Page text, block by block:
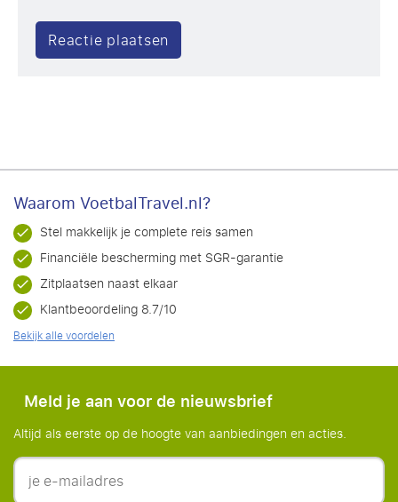
Waarom VoetbalTravel.nl?
Stel makkelijk je complete reis samen
Financiële bescherming met SGR-garantie
Zitplaatsen naast elkaar
Klantbeoordeling 8.7/10
Bekijk alle voordelen
Meld je aan voor de nieuwsbrief
Altijd als eerste op de hoogte van aanbiedingen en acties.